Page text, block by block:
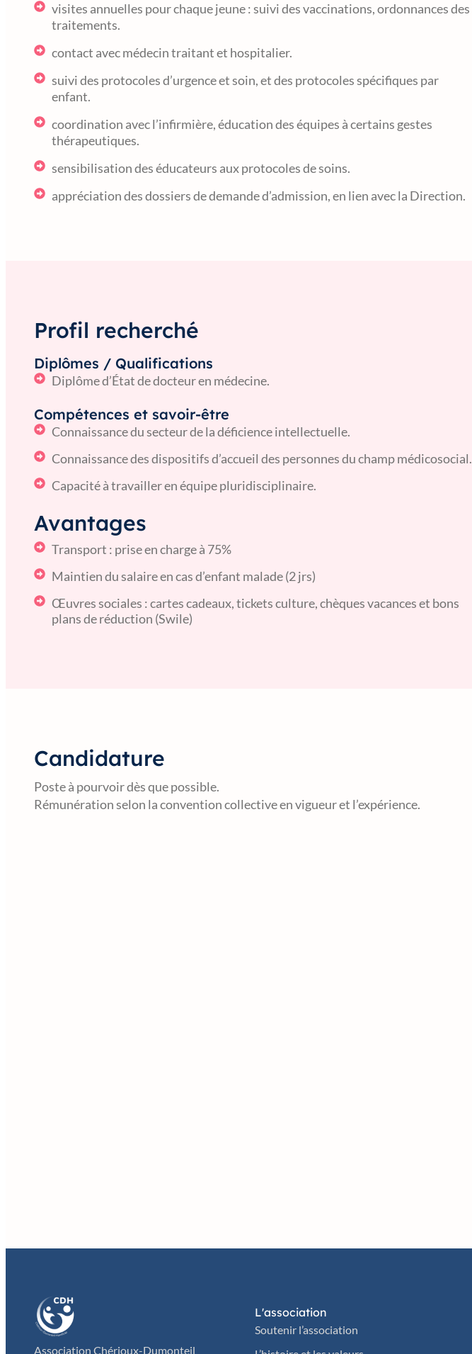
visites annuelles pour chaque jeune : suivi des vaccinations, ordonnances des
traitements.
contact avec médecin traitant et hospitalier.
suivi des protocoles d’urgence et soin, et des protocoles spécifiques par
enfant.
coordination avec l’infirmière, éducation des équipes à certains gestes
thérapeutiques.
sensibilisation des éducateurs aux protocoles de soins.
appréciation des dossiers de demande d’admission, en lien avec la Direction.
Profil recherché
Diplômes / Qualifications
Diplôme d’État de docteur en médecine.
Compétences et savoir-être
Connaissance du secteur de la déficience intellectuelle.
Connaissance des dispositifs d’accueil des personnes du champ médicosocial.
Capacité à travailler en équipe pluridisciplinaire.
Avantages
Transport : prise en charge à 75%
Maintien du salaire en cas d’enfant malade (2 jrs)
Œuvres sociales : cartes cadeaux, tickets culture, chèques vacances et bons
plans de réduction (Swile)
Candidature
Poste à pourvoir dès que possible.
Rémunération selon la convention collective en vigueur et l’expérience.
Association Chérioux-Dumonteil
L'association
Soutenir l’association